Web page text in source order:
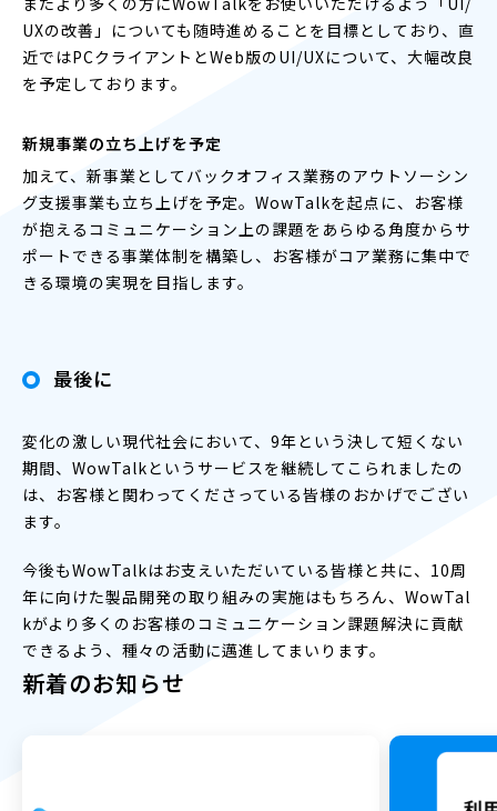
UXの改善」についても随時進めることを目標としており、直
近ではPCクライアントとWeb版のUI/UXについて、大幅改良
を予定しております。
新規事業の立ち上げを予定
加えて、新事業としてバックオフィス業務のアウトソーシン
グ支援事業も立ち上げを予定。WowTalkを起点に、お客様
が抱えるコミュニケーション上の課題をあらゆる角度からサ
ポートできる事業体制を構築し、お客様がコア業務に集中で
きる環境の実現を目指します。
最後に
変化の激しい現代社会において、9年という決して短くない
期間、WowTalkというサービスを継続してこられましたの
は、お客様と関わってくださっている皆様のおかげでござい
ます。
今後もWowTalkはお支えいただいている皆様と共に、10周
年に向けた製品開発の取り組みの実施はもちろん、WowTal
kがより多くのお客様のコミュニケーション課題解決に貢献
できるよう、種々の活動に邁進してまいります。
新着のお知らせ